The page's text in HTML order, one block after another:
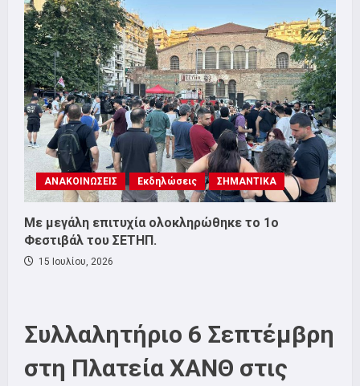
ΑΝΑΚΟΙΝΩΣΕΙΣ Εκδηλώσεις ΣΗΜΑΝΤΙΚΑ
Με μεγάλη επιτυχία ολοκληρώθηκε το 1ο
Φεστιβάλ του ΣΕΤΗΠ.
15 Ιουλίου, 2026
Συλλαλητήριο 6 Σεπτέμβρη
στη Πλατεία ΧΑΝΘ στις